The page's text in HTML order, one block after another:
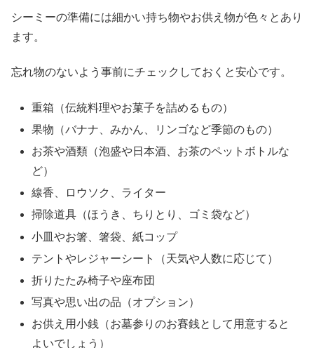
シーミーの準備には細かい持ち物やお供え物が色々とあり
ます。
忘れ物のないよう事前にチェックしておくと安心です。
重箱（伝統料理やお菓子を詰めるもの）
果物（バナナ、みかん、リンゴなど季節のもの）
お茶や酒類（泡盛や日本酒、お茶のペットボトルな
ど）
線香、ロウソク、ライター
掃除道具（ほうき、ちりとり、ゴミ袋など）
小皿やお箸、箸袋、紙コップ
テントやレジャーシート（天気や人数に応じて）
折りたたみ椅子や座布団
写真や思い出の品（オプション）
お供え用小銭（お墓参りのお賽銭として用意すると
よいでしょう）